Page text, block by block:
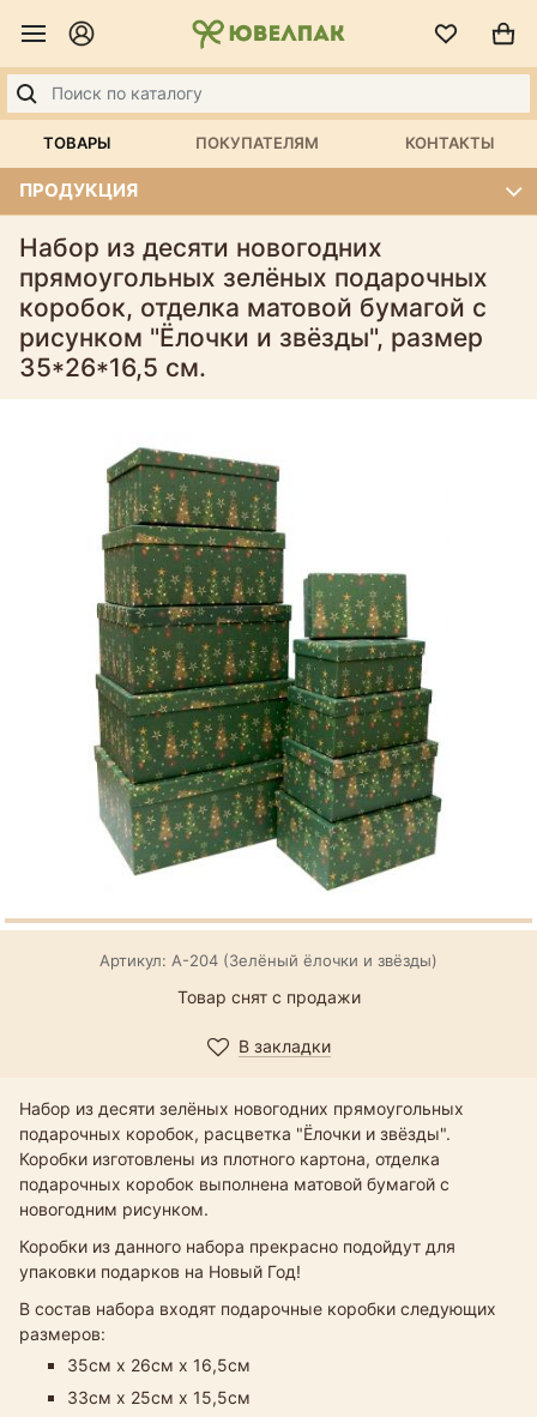
ТОВАРЫ ПОКУПАТЕЛЯМ КОНТАКТЫ
ПРОДУКЦИЯ
Набор из десяти новогодних
прямоугольных зелёных подарочных
коробок, отделка матовой бумагой с
рисунком "Ёлочки и звёзды", размер
35*26*16,5 см.
Артикул: А-204 (Зелёный ёлочки и звёзды)
Товар снят с продажи
В закладки
Набор из десяти зелёных новогодних прямоугольных
подарочных коробок, расцветка "Ёлочки и звёзды".
Коробки изготовлены из плотного картона, отделка
подарочных коробок выполнена матовой бумагой с
новогодним рисунком.
Коробки из данного набора прекрасно подойдут для
упаковки подарков на Новый Год!
В состав набора входят подарочные коробки следующих
размеров:
35см х 26см х 16,5см
33см х 25см х 15,5см